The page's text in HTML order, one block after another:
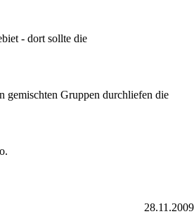
- dort sollte die
gemischten Gruppen durchliefen die
28.11.2009